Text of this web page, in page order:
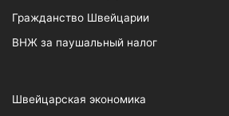
Гражданство Швейцарии
ВНЖ за паушальный налог
Швейцарская экономика